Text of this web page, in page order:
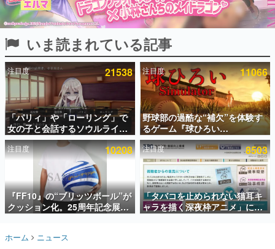
ピックアップ
電ファミのいま読まれている記事ランキング
アプリセール情報
インタビュー
連載・特集一覧
殿堂入り記事
SNS拡散数が数千以上！ ページビュー数万以上！ などな
ど。多くの人々に読まれた、電ファミ渾身の“殿堂入り”記
事をまとめました。
名作ゲームクリエイターの方々に製作時のエピソードをお
いま読まれている記事
注目度 21538
「パリィ」や「ローリング」で
女の子と会話するソウルライク
恋愛ゲーム『小早川さんはソウ
ルライク』無料公開。返事に失
敗すると「YOU DIED」
注目度 11066
野球部の過酷な“補欠”を体験す
るゲーム『球ひろい
Simulator』が「1件」のウィッ
シュリストをもとにチェコ語に
対応しSNSで話題に。『キング
ダム・カム』開発元やチェコの
プロ野球選手から称賛の声
注目度 10208
『FF10』の“ブリッツボール”が
クッション化。25周年記念展
「FINAL FANTASY X
ズ情報が一部公開
注目度 8503
「タバコを止められない猫耳キ
ャラを描く深夜枠アニメ」に視
聴者の一部から批判意見。違法
ホーム ニュース